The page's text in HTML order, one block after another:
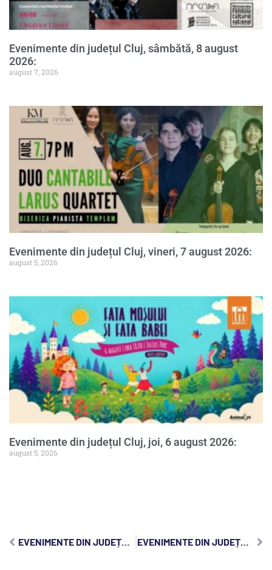
Evenimente din județul Cluj, sâmbătă, 8 august
2026:
august 7, 2026
Evenimente din județul Cluj, vineri, 7 august 2026:
august 5, 2026
Evenimente din județul Cluj, joi, 6 august 2026:
august 5, 2026
EVENIMENTE DIN JUDEȚUL CLUJ, JOI, 11 IANUARIE 2024: EVENIMENTE DIN JUDEȚUL CLUJ, SÂMBĂTĂ, 13 IANUARIE 2024: